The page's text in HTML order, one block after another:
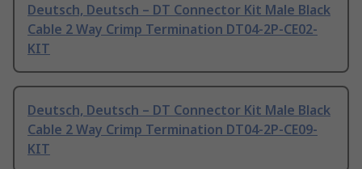
Deutsch, Deutsch – DT Connector Kit Male Black
Cable 2 Way Crimp Termination DT04-2P-CE02-
KIT
Deutsch, Deutsch – DT Connector Kit Male Black
Cable 2 Way Crimp Termination DT04-2P-CE09-
KIT